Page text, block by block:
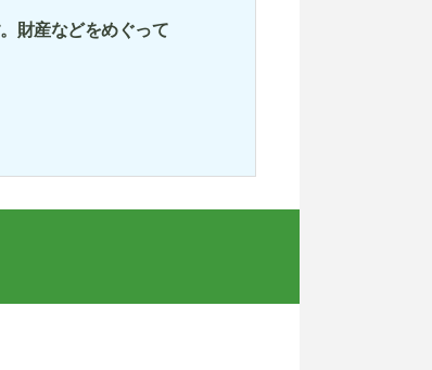
財産などをめぐって